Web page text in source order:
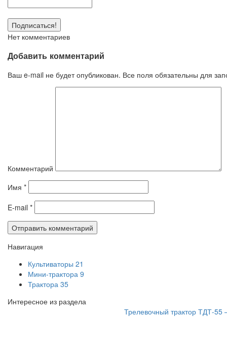
Нет комментариев
Добавить комментарий
Ваш e-mail не будет опубликован. Все поля обязательны для
Комментарий
Имя *
E-mail *
Навигация
Культиваторы 21
Мини-трактора 9
Трактора 35
Интересное из раздела
Трелевочный трактор ТДТ-